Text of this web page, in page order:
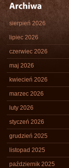
sierpień 2026
lipiec 2026
czerwiec 2026
maj 2026
kwiecień 2026
marzec 2026
luty 2026
styczeń 2026
grudzień 2025
listopad 2025
październik 2025